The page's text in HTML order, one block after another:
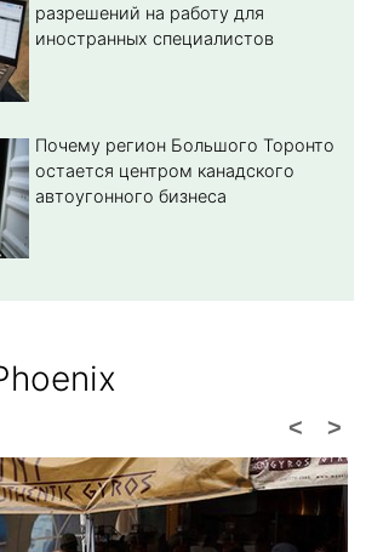
разрешений на работу для
иностранных специалистов
Почему регион Большого Торонто
остается центром канадского
автоугонного бизнеса
>
<